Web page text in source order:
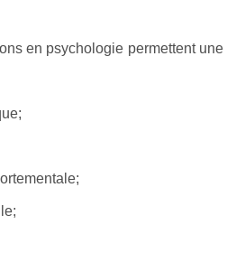
en psychologie permettent une